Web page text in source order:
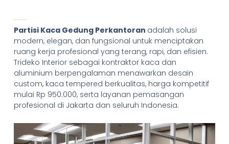
Partisi Kaca Gedung Perkantoran adalah solusi
modern, elegan, dan fungsional untuk menciptakan
ruang kerja profesional yang terang, rapi, dan efisien.
Trideko Interior sebagai kontraktor kaca dan
aluminium berpengalaman menawarkan desain
custom, kaca tempered berkualitas, harga kompetitif
mulai Rp 950.000, serta layanan pemasangan
profesional di Jakarta dan seluruh Indonesia.